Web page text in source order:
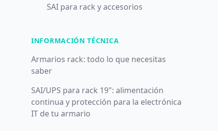
SAI para rack y accesorios
INFORMACIÓN TÉCNICA
Armarios rack: todo lo que necesitas
saber
SAI/UPS para rack 19": alimentación
continua y protección para la electrónica
IT de tu armario